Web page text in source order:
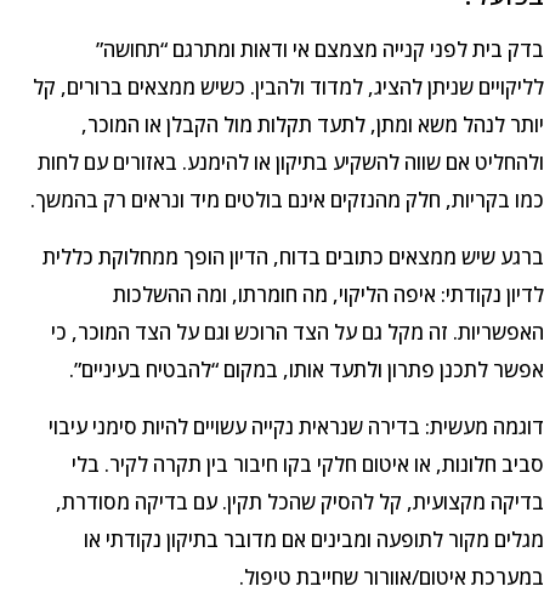
בדק בית לפני קנייה מצמצם אי ודאות ומתרגם “תחושה”
לליקויים שניתן להציג, למדוד ולהבין. כשיש ממצאים ברורים, קל
יותר לנהל משא ומתן, לתעד תקלות מול הקבלן או המוכר,
ולהחליט אם שווה להשקיע בתיקון או להימנע. באזורים עם לחות
כמו בקריות, חלק מהנזקים אינם בולטים מיד ונראים רק בהמשך.
ברגע שיש ממצאים כתובים בדוח, הדיון הופך ממחלוקת כללית
לדיון נקודתי: איפה הליקוי, מה חומרתו, ומה ההשלכות
האפשריות. זה מקל גם על הצד הרוכש וגם על הצד המוכר, כי
אפשר לתכנן פתרון ולתעד אותו, במקום “להבטיח בעיניים”.
דוגמה מעשית: בדירה שנראית נקייה עשויים להיות סימני עיבוי
סביב חלונות, או איטום חלקי בקו חיבור בין תקרה לקיר. בלי
בדיקה מקצועית, קל להסיק שהכל תקין. עם בדיקה מסודרת,
מגלים מקור לתופעה ומבינים אם מדובר בתיקון נקודתי או
במערכת איטום/אוורור שחייבת טיפול.